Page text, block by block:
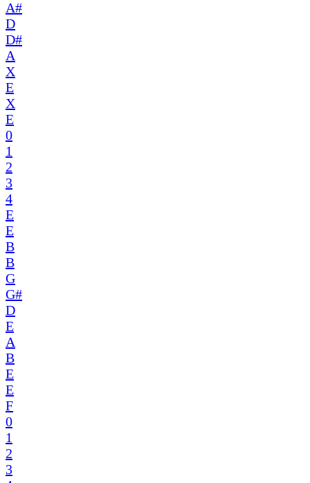
A#
D
D#
A
X
E
X
E
0
1
2
3
4
E
E
B
B
G
G#
D
E
A
B
E
E
F
0
1
2
3